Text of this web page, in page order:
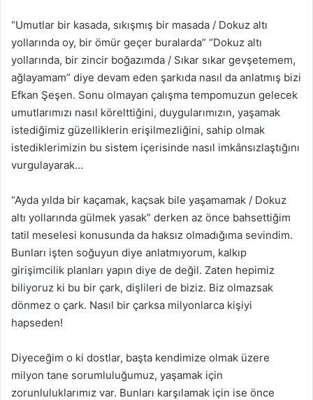
“Umutlar bir kasada, sıkışmış bir masada / Dokuz altı
yollarında oy, bir ömür geçer buralarda” “Dokuz altı
yollarında, bir zincir boğazımda / Sıkar sıkar gevşetemem,
ağlayamam” diye devam eden şarkıda nasıl da anlatmış bizi
Efkan Şeşen. Sonu olmayan çalışma tempomuzun gelecek
umutlarımızı nasıl körelttiğini, duygularımızın, yaşamak
istediğimiz güzelliklerin erişilmezliğini, sahip olmak
istediklerimizin bu sistem içerisinde nasıl imkânsızlaştığını
vurgulayarak…
“Ayda yılda bir kaçamak, kaçsak bile yaşamamak / Dokuz
altı yollarında gülmek yasak” derken az önce bahsettiğim
tatil meselesi konusunda da haksız olmadığıma sevindim.
Bunları işten soğuyun diye anlatmıyorum, kalkıp
girişimcilik planları yapın diye de değil. Zaten hepimiz
biliyoruz ki bu bir çark, dişlileri de biziz. Biz olmazsak
dönmez o çark. Nasıl bir çarksa milyonlarca kişiyi
hapseden!
Diyeceğim o ki dostlar, başta kendimize olmak üzere
milyon tane sorumluluğumuz, yaşamak için
zorunluluklarımız var. Bunları karşılamak için ise önce